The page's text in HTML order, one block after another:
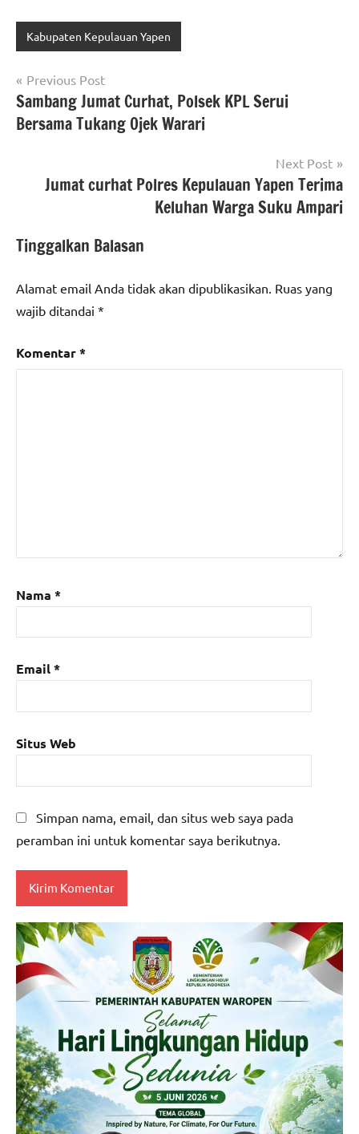
Kabupaten Kepulauan Yapen
Navigasi
pos
Previous Post
Sambang Jumat Curhat, Polsek KPL Serui
Bersama Tukang Ojek Warari
Next Post
Jumat curhat Polres Kepulauan Yapen Terima
Keluhan Warga Suku Ampari
Tinggalkan Balasan
Alamat email Anda tidak akan dipublikasikan. Ruas yang
wajib ditandai *
Komentar*
Nama *
Email*
Situs Web
Simpan nama, email, dan situs web saya pada
peramban ini untuk komentar saya berikutnya.